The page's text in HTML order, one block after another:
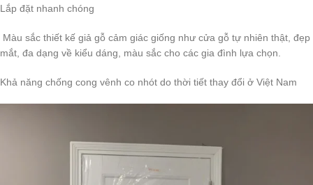
Lắp đặt nhanh chóng
Màu sắc thiết kế giả gỗ cảm giác giống như cửa gỗ tự nhiên thật, đẹp
mắt, đa dạng về kiểu dáng, màu sắc cho các gia đình lựa chọn.
Khả năng chống cong vênh co nhót do thời tiết thay đổi ở Việt Nam